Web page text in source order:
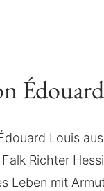
Louis
Richter
Leben mit